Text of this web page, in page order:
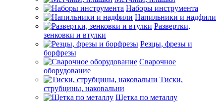
Наборы инструмента
Напильники и надфили
Развертки,
зенковки и втулки
Резцы, фрезы и
борфрезы
Сварочное
оборудование
Тиски,
струбцины, наковальни
Щетка по металлу